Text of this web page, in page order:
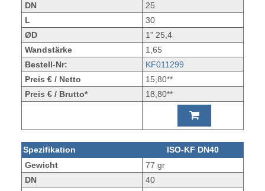
DN
25
L
30
ØD
1" 25,4
Wandstärke
1,65
Bestell-Nr:
KF011299
Preis € / Netto
15,80**
Preis € / Brutto*
18,80**
Spezifikation
ISO-KF DN40
Gewicht
77 gr
DN
40